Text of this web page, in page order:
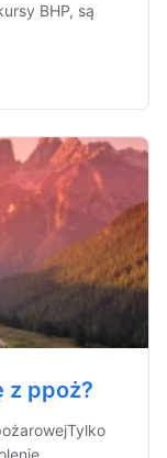
BHP, są
z ppoż?